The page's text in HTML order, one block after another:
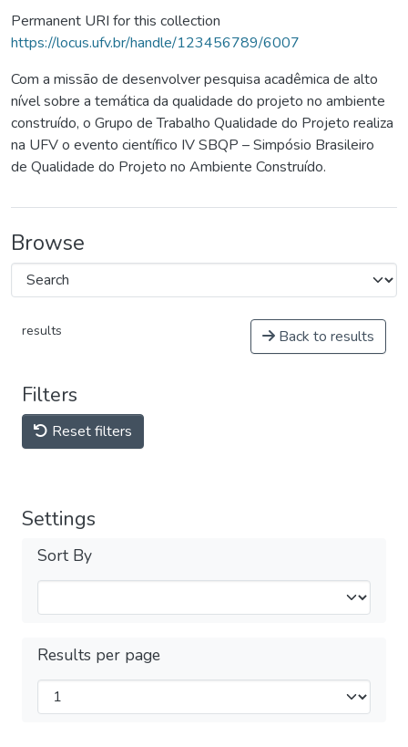
Permanent URI for this collection
https://locus.ufv.br/handle/123456789/6007
Com a missão de desenvolver pesquisa acadêmica de alto
nível sobre a temática da qualidade do projeto no ambiente
construído, o Grupo de Trabalho Qualidade do Projeto realiza
na UFV o evento científico IV SBQP – Simpósio Brasileiro
de Qualidade do Projeto no Ambiente Construído.
Browse
results Back to results
Filters
Reset filters
Settings
Sort By
Results per page